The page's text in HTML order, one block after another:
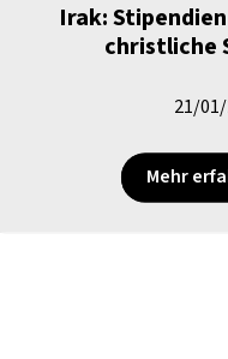
Irak:
christliche
21/
Mehr